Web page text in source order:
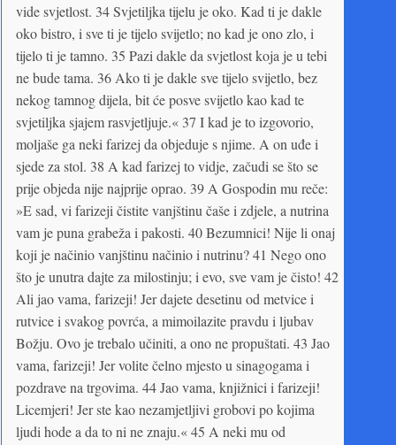
vide svjetlost. 34 Svjetiljka tijelu je oko. Kad ti je dakle
oko bistro, i sve ti je tijelo svijetlo; no kad je ono zlo, i
tijelo ti je tamno. 35 Pazi dakle da svjetlost koja je u tebi
ne bude tama. 36 Ako ti je dakle sve tijelo svijetlo, bez
nekog tamnog dijela, bit će posve svijetlo kao kad te
svjetiljka sjajem rasvjetljuje.« 37 I kad je to izgovorio,
moljaše ga neki farizej da objeduje s njime. A on uđe i
sjede za stol. 38 A kad farizej to vidje, začudi se što se
prije objeda nije najprije oprao. 39 A Gospodin mu reče:
»E sad, vi farizeji čistite vanjštinu čaše i zdjele, a nutrina
vam je puna grabeža i pakosti. 40 Bezumnici! Nije li onaj
koji je načinio vanjštinu načinio i nutrinu? 41 Nego ono
što je unutra dajte za milostinju; i evo, sve vam je čisto! 42
Ali jao vama, farizeji! Jer dajete desetinu od metvice i
rutvice i svakog povrća, a mimoilazite pravdu i ljubav
Božju. Ovo je trebalo učiniti, a ono ne propuštati. 43 Jao
vama, farizeji! Jer volite čelno mjesto u sinagogama i
pozdrave na trgovima. 44 Jao vama, knjižnici i farizeji!
Licemjeri! Jer ste kao nezamjetljivi grobovi po kojima
ljudi hode a da to ni ne znaju.« 45 A neki mu od